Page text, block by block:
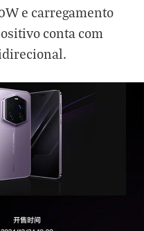
e carregamento
conta com